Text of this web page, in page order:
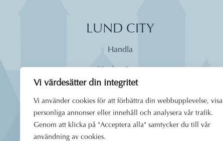
Vi värdesätter din integritet
Vi använder cookies för att förbättra din webbupplevelse, visa
personliga annonser eller innehåll och analysera vår trafik.
Genom att klicka på "Acceptera alla" samtycker du till vår
användning av cookies.
LUND CITY
Handla
Äta
Dagens lunch
Boende